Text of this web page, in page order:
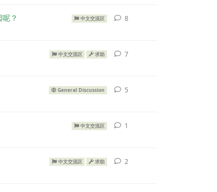
？ 中文交流区 8
中文交流区 求助 7
General Discussion 5
中文交流区 1
中文交流区 求助 2